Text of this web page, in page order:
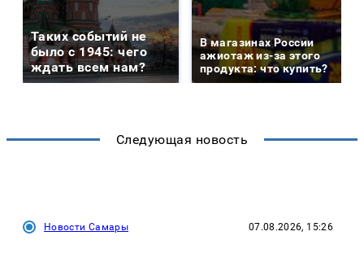
Таких событий не
было с 1945: чего
ждать всем нам?
В магазинах России
ажиотаж из-за этого
продукта: что купить?
Следующая новость
Новости Самары 07.08.2026, 15:26